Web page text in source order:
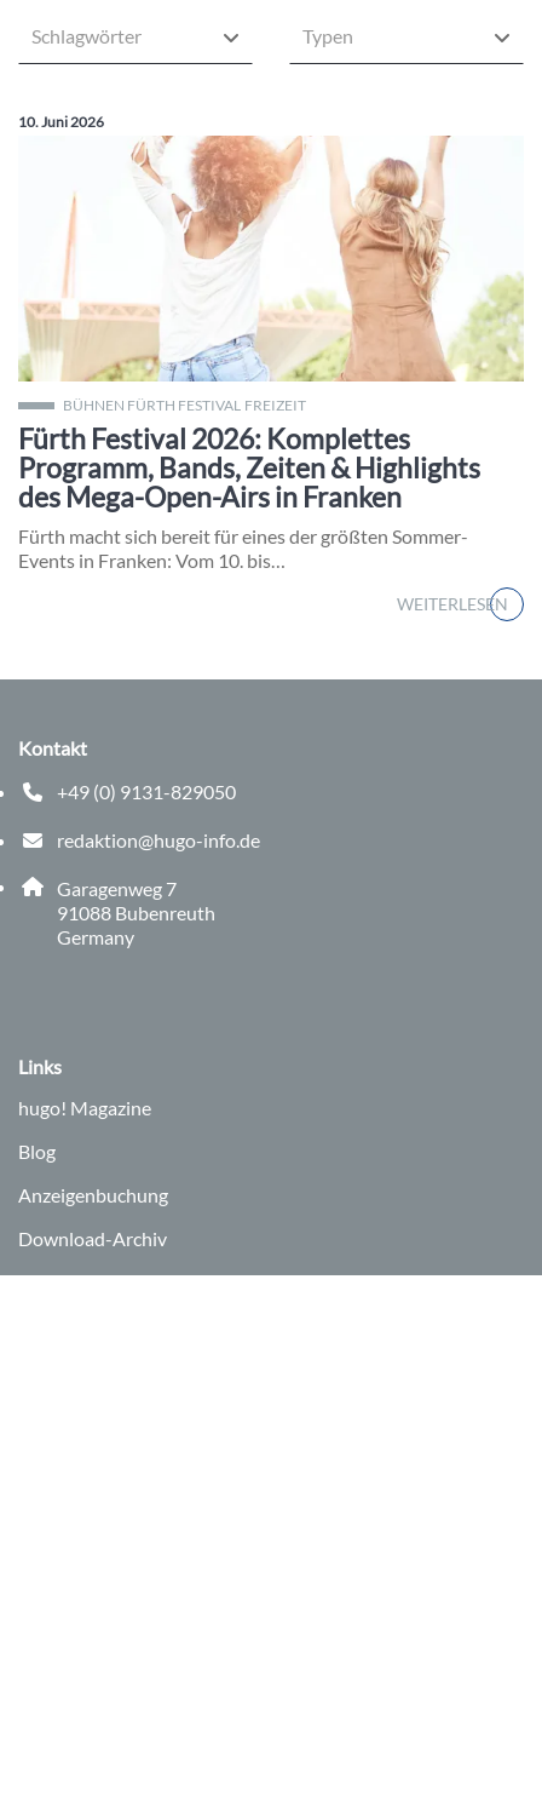
Schlagwörter Typen
Veröffentlicht am:
10. Juni 2026
Fürth Festival 2026: Komplettes
Programm, Bands, Zeiten & Highlights
des Mega-Open-Airs in Franken
BÜHNEN FÜRTH FESTIVAL FREIZEIT
Fürth macht sich bereit für eines der größten Sommer-
Events in Franken: Vom 10. bis…
WEITERLESEN
Kontakt
+49 (0) 9131-829050
Telefonnummer: 0 9 1 3 1 8 2 9 0 5 0
redaktion@hugo-info.de
E-Mail Adresse: redaktion@hugo-info.de
Adresse:
Garagenweg 7
91088 , 9 1 0 8 8
Bubenreuth
Germany
Links
hugo! Magazine
Blog
Anzeigenbuchung
Download-Archiv